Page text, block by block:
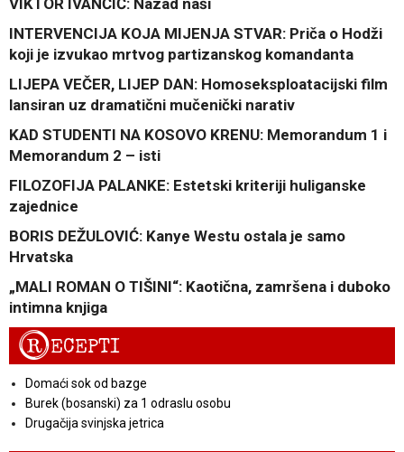
INTERVENCIJA KOJA MIJENJA STVAR: Priča o Hodži
koji je izvukao mrtvog partizanskog komandanta
LIJEPA VEČER, LIJEP DAN: Homoseksploatacijski film
lansiran uz dramatični mučenički narativ
KAD STUDENTI NA KOSOVO KRENU: Memorandum 1 i
Memorandum 2 – isti
FILOZOFIJA PALANKE: Estetski kriteriji huliganske
zajednice
BORIS DEŽULOVIĆ: Kanye Westu ostala je samo
Hrvatska
„MALI ROMAN O TIŠINI“: Kaotična, zamršena i duboko
intimna knjiga
RECEPTI
Domaći sok od bazge
Burek (bosanski) za 1 odraslu osobu
Drugačija svinjska jetrica